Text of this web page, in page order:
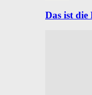
Das ist die